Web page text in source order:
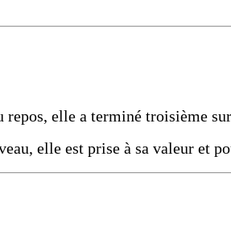
repos, elle a terminé troisième
elle est prise à sa valeur et